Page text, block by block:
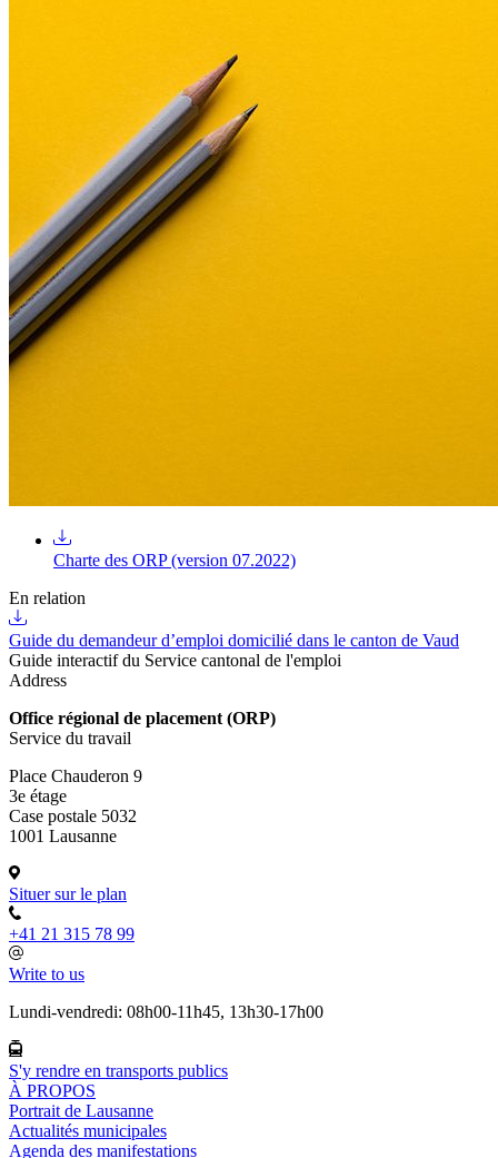
Charte des ORP (version 07.2022)
En relation
Guide du demandeur d’emploi domicilié dans le canton de Vaud
Guide interactif du Service cantonal de l'emploi
Address
Office régional de placement (ORP)
Service du travail
Place Chauderon 9
3e étage
Case postale 5032
1001 Lausanne
Situer sur le plan
+41 21 315 78 99
Write to us
Lundi-vendredi: 08h00-11h45, 13h30-17h00
S'y rendre en transports publics
À PROPOS
Portrait de Lausanne
Actualités municipales
Agenda des manifestations